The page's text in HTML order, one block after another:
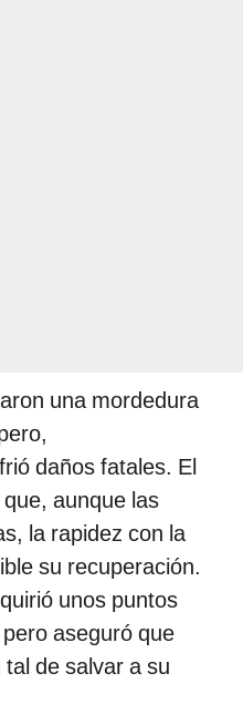
una mordedura
daños fatales. El
aunque las
la rapidez con la
su recuperación.
unos puntos
aseguró que
de salvar a su